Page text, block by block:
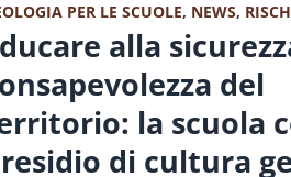
PER LE SCUOLE, NEWS,
alla
del
la scuola
di cultura